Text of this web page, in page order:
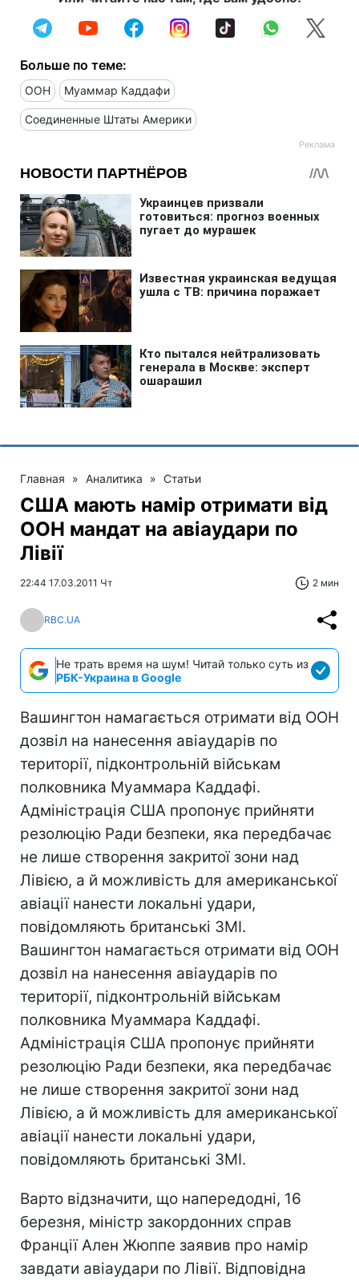
Больше по теме:
ООН Муаммар Каддафи
Соединенные Штаты Америки
Главная » Аналитика » Статьи
США мають намір отримати від
ООН мандат на авіаудари по
Лівії
22:44 17.03.2011 Чт 2 мин
RBC.UA
Не трать время на шум! Читай только суть из
РБК-Украина в Google
Вашингтон намагається отримати від ООН
дозвіл на нанесення авіаударів по
території, підконтрольній військам
полковника Муаммара Каддафі.
Адміністрація США пропонує прийняти
резолюцію Ради безпеки, яка передбачає
не лише створення закритої зони над
Лівією, а й можливість для американської
авіації нанести локальні удари,
повідомляють британські ЗМІ.
Вашингтон намагається отримати від ООН
дозвіл на нанесення авіаударів по
території, підконтрольній військам
полковника Муаммара Каддафі.
Адміністрація США пропонує прийняти
резолюцію Ради безпеки, яка передбачає
не лише створення закритої зони над
Лівією, а й можливість для американської
авіації нанести локальні удари,
повідомляють британські ЗМІ.
Варто відзначити, що напередодні, 16
березня, міністр закордонних справ
Франції Ален Жюппе заявив про намір
завдати авіаудари по Лівії. Відповідна